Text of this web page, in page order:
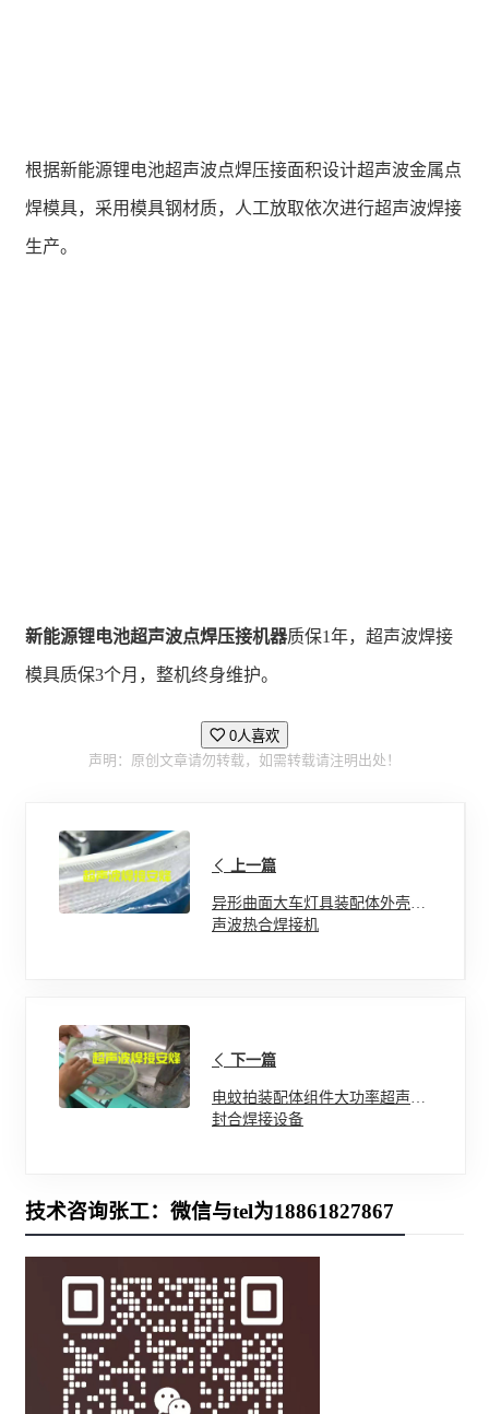
根据新能源锂电池超声波点焊压接面积设计超声波金属点
焊模具，采用模具钢材质，人工放取依次进行超声波焊接
生产。
新能源锂电池超声波点焊压接机器质保1年，超声波焊接
模具质保3个月，整机终身维护。
0人喜欢
声明：原创文章请勿转载，如需转载请注明出处！
上一篇
异形曲面大车灯具装配体外壳超
声波热合焊接机
下一篇
电蚊拍装配体组件大功率超声波
封合焊接设备
技术咨询张工：微信与tel为18861827867